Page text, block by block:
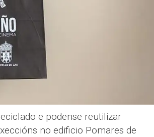
e podense reutilizar
no edificio Pomares de